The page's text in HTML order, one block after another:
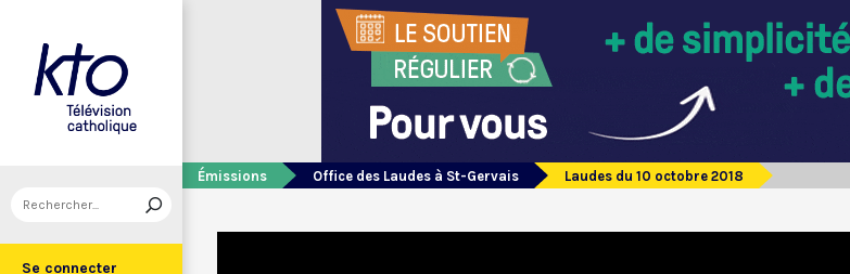
Se connecter
Émissions Office des Laudes à St-Gervais Laudes du 10 octobre 2018